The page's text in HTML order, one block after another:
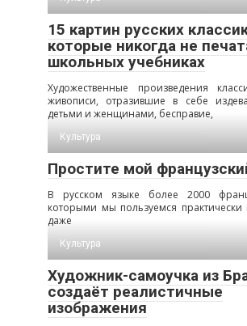
15 картин русских
которые никогда не
школьных учебниках
Художественные произведения
живописи, отразившие в себе
детьми и женщинами, бесправие,
Культура
Простите мой
В русском языке более 2000
которыми мы пользуемся
даже
Культура
Художник-самоучка из
создаёт реалистичные
изображения